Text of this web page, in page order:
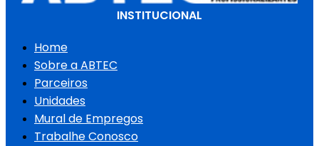
INSTITUCIONAL
Home
Sobre a ABTEC
Parceiros
Unidades
Mural de Empregos
Trabalhe Conosco